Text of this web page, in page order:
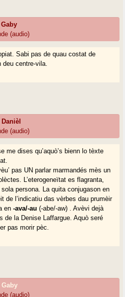
Gaby
(audio)
Sabi pas de quau costat de
deu centre-vila.
Danièl
(audio)
me dises qu’aquò’s bienn lo tèxte
pas UN parlar marmandés mès un
L’eterogeneïtat es flagranta,
sola persona. La quita conjugason en
de l’indicatiu das vèrbes dau prumèir
en-ava/-au(-abe/-aw) . Avèvi dejà
de la Denise Laffargue. Aquò seré
pas morir pèc.
Gaby
(audio)